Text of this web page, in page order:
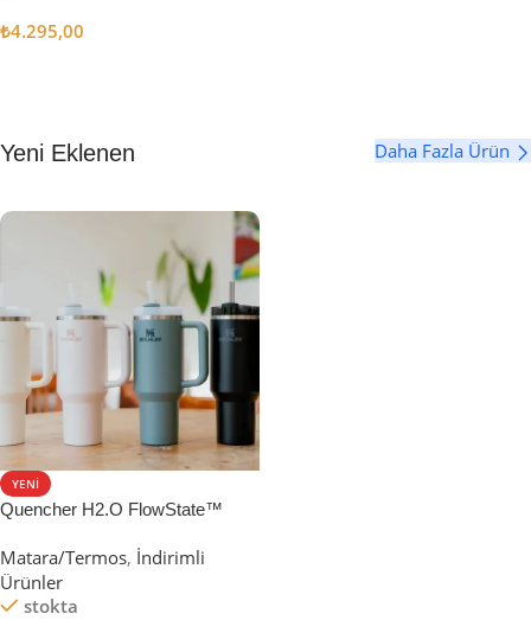
₺4.295,00
Yeni Eklenen Daha Fazla Ürün
YENI
Quencher H2.O FlowState™
Matara/Termos, İndirimli
Ürünler
stokta